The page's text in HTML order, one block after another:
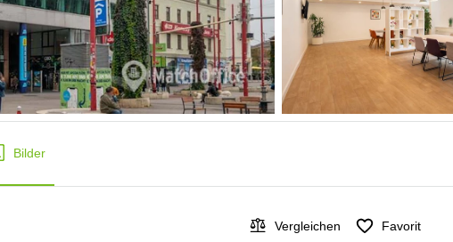
Bilder
Vergleichen Favorit